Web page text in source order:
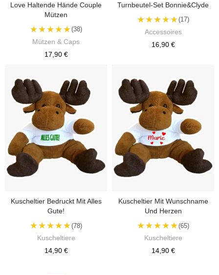
Love Haltende Hände Couple
Mützen
★★★★★(38)
Mützen & Caps
17,90 €
Turnbeutel-Set Bonnie&Clyde
★★★★★(17)
Accessoires
16,90 €
Kuscheltier Bedruckt Mit Alles
Gute!
★★★★★(78)
Kuscheltiere
14,90 €
Kuscheltier Mit Wunschname
Und Herzen
★★★★★(65)
Kuscheltiere
14,90 €